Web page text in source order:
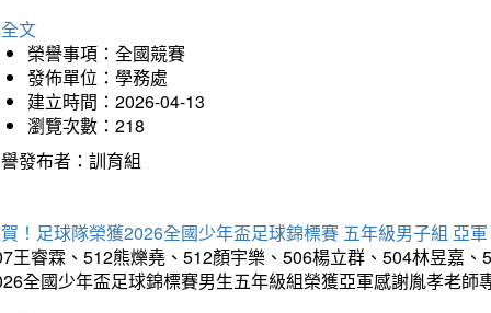
文
榮譽事項：全國競賽
發佈單位：學務處
建立時間：2026-04-13
瀏覽次數：218
發布者：訓育組
！足球隊榮獲2026全國少年盃足球錦標賽 五年級男子組 亞軍
王睿霖、512熊爍堯、512顏宇樂、506楊立群、504林昱嘉
全國少年盃足球錦標賽男生五年級組榮獲亞軍感謝胤孝老師